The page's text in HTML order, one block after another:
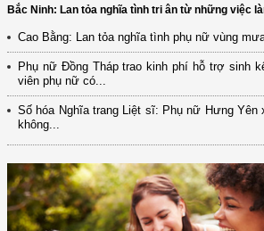
Bắc Ninh: Lan tỏa nghĩa tình tri ân từ những việc
Cao Bằng: Lan tỏa nghĩa tình phụ nữ vùng
Phụ nữ Đồng Tháp trao kinh phí hỗ trợ sinh
viên phụ nữ có...
Số hóa Nghĩa trang Liệt sĩ: Phụ nữ Hưng
không...